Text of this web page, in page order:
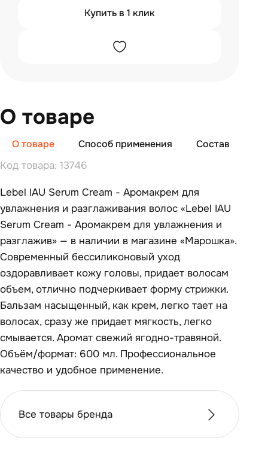
Купить в 1 клик
О товаре
О товаре Способ применения Состав
Код товара: 13746
Lebel IAU Serum Cream - Аромакрем для
увлажнения и разглаживания волос «Lebel IAU
Serum Cream - Аромакрем для увлажнения и
разглажив» — в наличии в магазине «Марошка».
Современный бессиликоновый уход
оздоравливает кожу головы, придает волосам
объем, отлично подчеркивает форму стрижки.
Бальзам насыщенный, как крем, легко тает на
волосах, сразу же придает мягкость, легко
смывается. Аромат свежий ягодно-травяной.
Объём/формат: 600 мл. Профессиональное
качество и удобное применение.
Все товары бренда